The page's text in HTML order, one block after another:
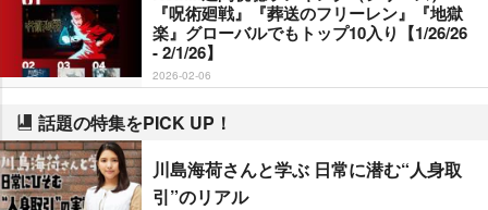
『呪術廻戦』『葬送のフリーレン』『地獄
楽』グローバルでもトップ10入り【1/26/26
- 2/1/26】
2026-02-06
話題の特集をPICK UP！
川島海荷さんと学ぶ 日常に潜む“人身取
引”のリアル